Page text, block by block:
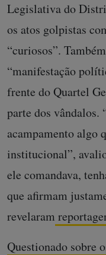
Legislativa do
os atos golpistas
“curiosos”.
“manifestação
frente do Quartel
parte dos vândalos.
acampamento algo
institucional”,
ele comandava,
que afirmam
revelaram
Questionado sobre